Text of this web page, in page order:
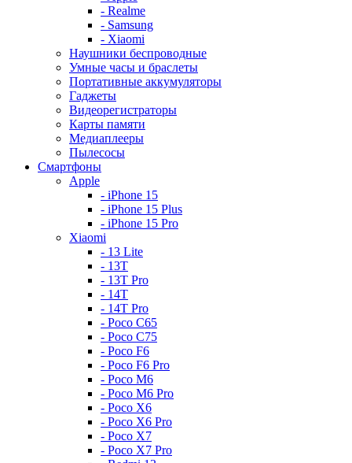
- Realme
- Samsung
- Xiaomi
Наушники беспроводные
Умные часы и браслеты
Портативные аккумуляторы
Гаджеты
Видеорегистраторы
Карты памяти
Медиаплееры
Пылесосы
Смартфоны
Apple
- iPhone 15
- iPhone 15 Plus
- iPhone 15 Pro
Xiaomi
- 13 Lite
- 13T
- 13T Pro
- 14T
- 14T Pro
- Poco C65
- Poco C75
- Poco F6
- Poco F6 Pro
- Poco M6
- Poco M6 Pro
- Poco X6
- Poco X6 Pro
- Poco X7
- Poco X7 Pro